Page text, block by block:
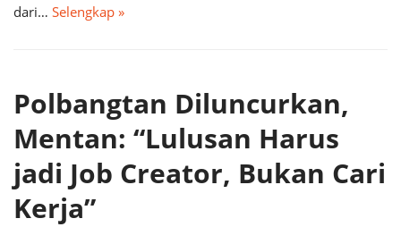
dari… Selengkap »
Polbangtan Diluncurkan,
Mentan: “Lulusan Harus
jadi Job Creator, Bukan Cari
Kerja”